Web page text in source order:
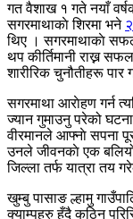
गत वैशाख १ गते नयाँ
सगरमाथाकाे शिरमा भने
थिए । सगरमाथाकाे
थप कीर्तिमानी राख्न
शारीरिक चुनौतीहरू पार
सगरमाथा आराेहण गर्न
ज्यान गुमाउनु परेको
वीरमानले आफ्नाे सपना
उनले जीवनकाे एक बलियो
जिल्ला तर्फ यात्रा तय
खुम्बु पासाङ ल्हामु
क्याम्पहरु हुँदै कठिन